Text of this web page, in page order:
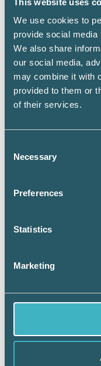
We use cookies to
provide social
We also share
our social media,
may combine it with
provided to them or
of their services.
Selection
Necessary
Preferences
Statistics
Marketing
Personalaktuellt
– Det var en
Vi insåg tidigt
yrkeskåren som
inblick i den
”lönetanten”
hur de
Detta är
och som jag